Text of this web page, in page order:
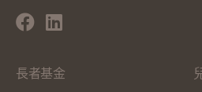
長者基金